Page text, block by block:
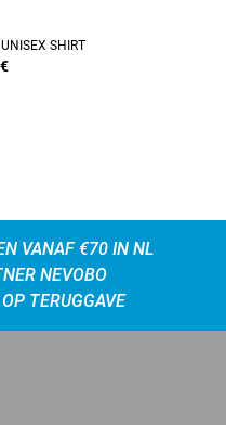
UNISEX SHIRT
€
VANAF €70 IN NL
NEVOBO
TERUGGAVE